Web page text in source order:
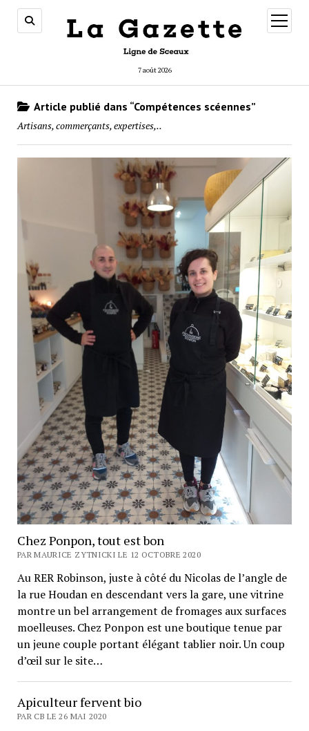
7 août 2026
ouvrir
menu
Article publié dans “Compétences scéennes”
Artisans, commerçants, expertises,..
Chez Ponpon, tout est bon
PAR MAURICE ZYTNICKI LE 12 OCTOBRE 2020
Au RER Robinson, juste à côté du Nicolas de l’angle de
la rue Houdan en descendant vers la gare, une vitrine
montre un bel arrangement de fromages aux surfaces
moelleuses. Chez Ponpon est une boutique tenue par
un jeune couple portant élégant tablier noir. Un coup
d’œil sur le site…
Apiculteur fervent bio
PAR CB LE 26 MAI 2020